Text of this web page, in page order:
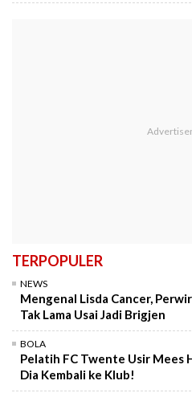
TERPOPULER
NEWS
Mengenal Lisda Cancer,
Tak Lama Usai Jadi Brigjen
BOLA
Pelatih FC Twente Usir Mees
Dia Kembali ke Klub!